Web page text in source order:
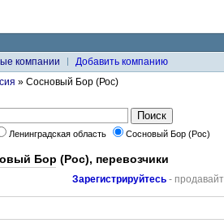
компании
Добавить компанию
» Сосновый Бор (Рос)
Ленинградская область Сосновый Бор (Рос)
Бор (Рос), перевозчики
Зарегистрируйтесь -